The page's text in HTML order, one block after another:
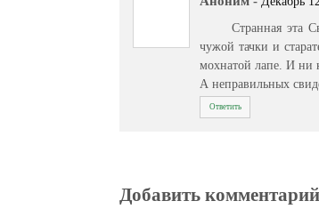
Странная эта
чужой тачки и
мохнатой лапе. И ни
А неправильных
Ответить
Добавить комментарий